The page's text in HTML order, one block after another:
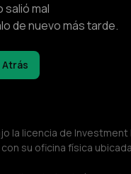
salió mal
de nuevo más tarde.
Atrás
la licencia de Investment
su oficina física